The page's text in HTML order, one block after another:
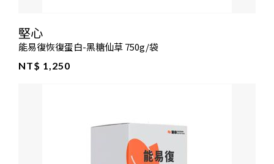
堅心
能易復恢復蛋白-黑糖仙草 750g/袋
NT$ 1,250